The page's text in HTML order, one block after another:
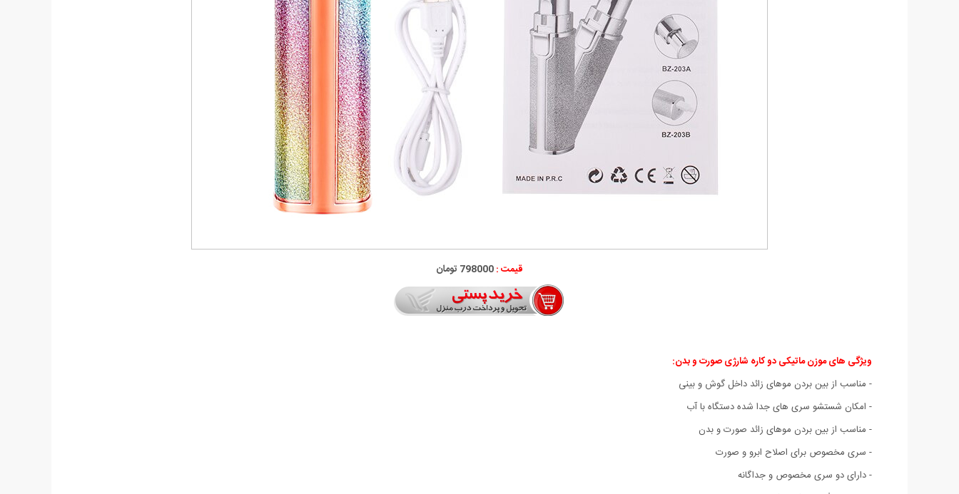
قیمت :798000 تومان
ویژگی های موزن ماتیکی دو کاره شارژی صورت و بدن:
- مناسب از بین بردن موهای زائد داخل گوش و بینی
- امکان شستشو سری های جدا شده دستگاه با آب
- مناسب از بین بردن موهای زائد صورت و بدن
- سری مخصوص برای اصلاح ابرو و صورت
- دارای دو سری مخصوص و جداگانه